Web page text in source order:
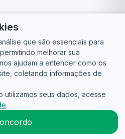
Política de
Privacidade
Termos
CandidataAI
que são essenciais para
melhorar sua
ajudam a entender como os
coletando informações de
utilizamos seus dados, acesse
.